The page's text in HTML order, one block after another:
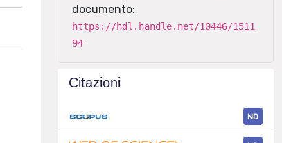
documento:
https://hdl.handle.net/10446/1511
94
Citazioni
ND